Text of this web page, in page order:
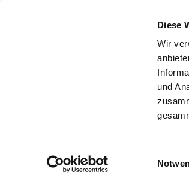
Diese
Wir
und
www.dennree-biowin.de
BioTrade – DAS neue Warenwirtschaftssystem
BIO.CASH – DIE Kassensystemssoftware
Home
Aktuelles